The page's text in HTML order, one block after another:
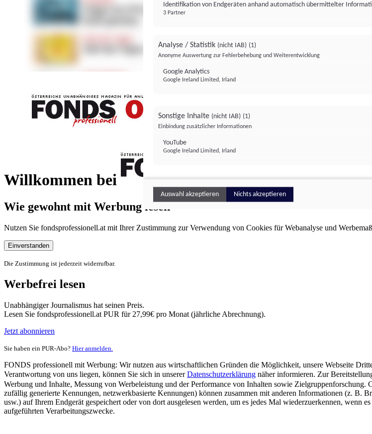
Willkommen bei
FONDS professionell
Wie gewohnt mit Werbung lesen
Nutzen Sie fondsprofessionell.at mit Ihrer Zustimmung zur Verwendung von Cookies für Webanalyse und
Einverstanden
Die Zustimmung ist jederzeit widerrufbar.
Werbefrei lesen
Unabhängiger Journalismus hat seinen Preis.
Lesen Sie fondsprofessionell.at PUR für 27,99€ pro Monat (jährliche Abrechnung).
Jetzt abonnieren
Sie haben ein PUR-Abo? Hier anmelden.
FONDS professionell mit Werbung: Wir nutzen aus wirtschaftlichen Gründen die Möglichkeit, unsere Webseite
Verantwortung von uns liegen, können Sie sich in unsererDatenschutzerklärung näher informieren. Zur
Werbung und Inhalte, Messung von Werbeleistung und der Performance von Inhalten sowie
zufällig generierte Kennungen, netzwerkbasierte Kennungen) können zusammen mit anderen Informationen (z. B.
usw.) auf Ihrem Endgerät gespeichert oder von dort ausgelesen werden, um es jedes Mal wiederzuerkennen, wenn
aufgeführten Verarbeitungszwecke.
Identifikation von Endgeräten anhand automatisch übermittelter
3 Partner
Analyse / Statistik (nicht IAB) (1)
Anonyme Auswertung zur Fehlerbehebung und Weiterentwicklung
Google Analytics
Google Ireland Limited, Irland
Sonstige Inhalte (nicht IAB) (1)
Einbindung zusätzlicher Informationen
YouTube
Google Ireland Limited, Irland
Auswahl akzeptieren Nichts akzeptieren